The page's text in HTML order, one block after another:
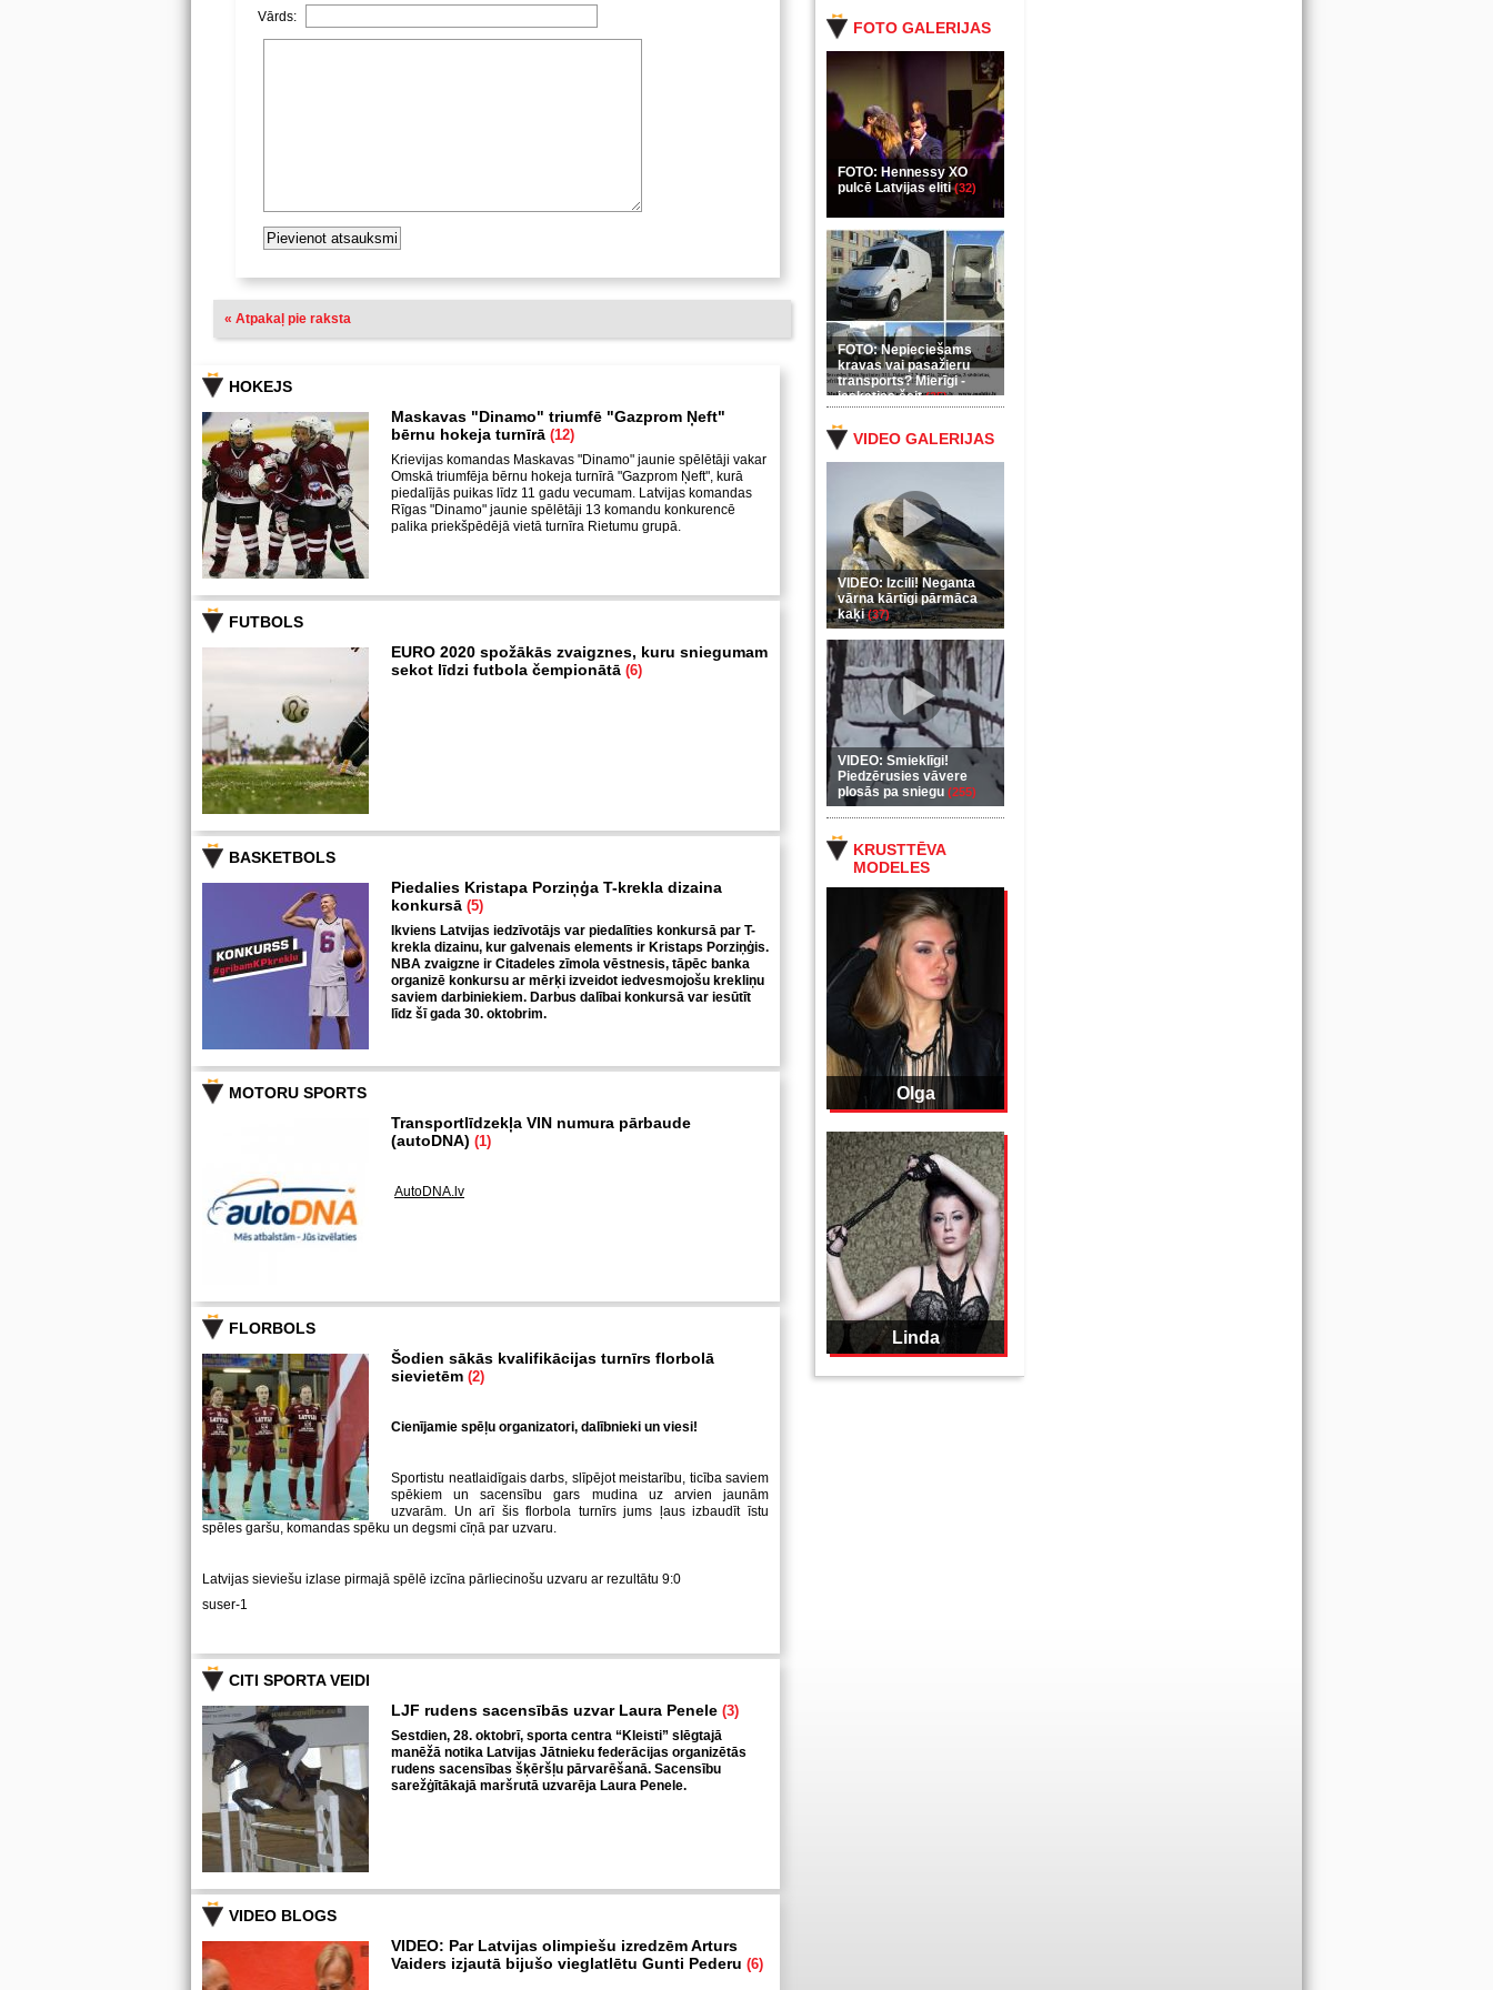
FOTO GALERIJAS
FOTO: Hennessy XO
pulcē Latvijas eliti(32)
FOTO: Nepieciešams
kravas vai pasažieru
transports? Mierīgi -
ieskaties šeit(35)
VIDEO GALERIJAS
VIDEO: Izcili! Neganta
vārna kārtīgi pārmāca
kaķi(37)
VIDEO: Smieklīgi!
Piedzērusies vāvere
plosās pa sniegu (255)
KRUSTTĒVA
MODELES
Olga
Linda
Vārds:
« Atpakaļ pie raksta
HOKEJS
Maskavas "Dinamo" triumfē "Gazprom Ņeft"
bērnu hokeja turnīrā (12)
Krievijas komandas Maskavas "Dinamo" jaunie spēlētāji vakar
Omskā triumfēja bērnu hokeja turnīrā "Gazprom Ņeft", kurā
piedalījās puikas līdz 11 gadu vecumam. Latvijas komandas
Rīgas "Dinamo" jaunie spēlētāji 13 komandu konkurencē
palika priekšpēdējā vietā turnīra Rietumu grupā.
FUTBOLS
EURO 2020 spožākās zvaigznes, kuru sniegumam
sekot līdzi futbola čempionātā (6)
BASKETBOLS
Piedalies Kristapa Porziņģa T-krekla dizaina
konkursā (5)
Ikviens Latvijas iedzīvotājs var piedalīties konkursā par T-
krekla dizainu, kur galvenais elements ir Kristaps Porziņģis.
NBA zvaigzne ir Citadeles zīmola vēstnesis, tāpēc banka
organizē konkursu ar mērķi izveidot iedvesmojošu krekliņu
saviem darbiniekiem. Darbus dalībai konkursā var iesūtīt
līdz šī gada 30. oktobrim.
MOTORU SPORTS
Transportlīdzekļa VIN numura pārbaude
(autoDNA) (1)
AutoDNA.lv
FLORBOLS
Šodien sākās kvalifikācijas turnīrs florbolā
sievietēm (2)
Cienījamie spēļu organizatori, dalībnieki un viesi!
Sportistu neatlaidīgais darbs, slīpējot meistarību, ticība saviem
spēkiem un sacensību gars mudina uz arvien jaunām
uzvarām. Un arī šis florbola turnīrs jums ļaus izbaudīt īstu
spēles garšu, komandas spēku un degsmi cīņā par uzvaru.
Latvijas sieviešu izlase pirmajā spēlē izcīna pārliecinošu uzvaru ar rezultātu 9:0
suser-1
CITI SPORTA VEIDI
LJF rudens sacensībās uzvar Laura Penele (3)
Sestdien, 28. oktobrī, sporta centra “Kleisti” slēgtajā
manēžā notika Latvijas Jātnieku federācijas organizētās
rudens sacensības šķēršļu pārvarēšanā. Sacensību
sarežģītākajā maršrutā uzvarēja Laura Penele.
VIDEO BLOGS
VIDEO: Par Latvijas olimpiešu izredzēm Arturs
Vaiders izjautā bijušo vieglatlētu Gunti Pederu (6)